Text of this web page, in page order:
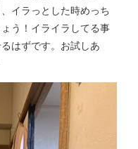
イラっとした時めっち
う！イライラしてる事
はずです。お試しあ